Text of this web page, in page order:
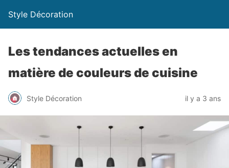
Style Décoration
Les tendances actuelles en
matière de couleurs de cuisine
Style Décoration il y a 3 ans